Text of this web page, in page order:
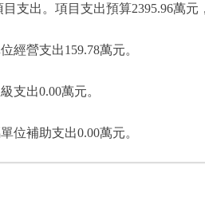
出。項目支出預算2395.96萬元
營支出159.78萬元。
出0.00萬元。
補助支出0.00萬元。